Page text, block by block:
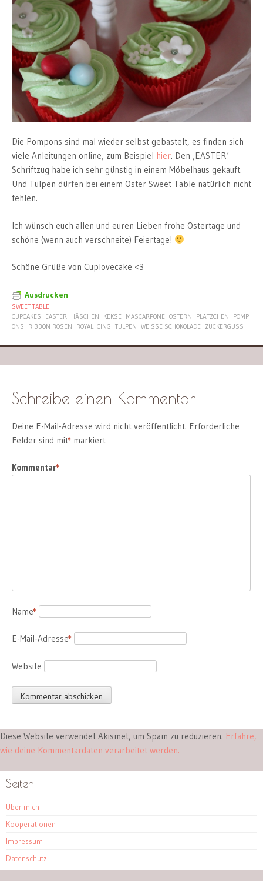
Die Pompons sind mal wieder selbst gebastelt, es finden sich
viele Anleitungen online, zum Beispiel hier. Den ‚EASTER‘
Schriftzug habe ich sehr günstig in einem Möbelhaus gekauft.
Und Tulpen dürfen bei einem Oster Sweet Table natürlich nicht
fehlen.
Ich wünsch euch allen und euren Lieben frohe Ostertage und
schöne (wenn auch verschneite) Feiertage!
Schöne Grüße von Cuplovecake <3
Ausdrucken
SWEET TABLE
CUPCAKES
EASTER HÄSCHEN KEKSE MASCARPONE OSTERN PLÄTZCHEN
POMP
ONS
RIBBON ROSEN ROYAL ICING TULPEN WEISSE SCHOKOLADE ZUCKERGUSS
Schreibe einen Kommentar
Deine E-Mail-Adresse wird nicht veröffentlicht. Erforderliche
Felder sind mit
* markiert
Kommentar
*
Name
*
E-Mail-Adresse
*
Website
Diese Website verwendet Akismet, um Spam zu reduzieren. Erfahre,
wie deine Kommentardaten verarbeitet werden.
Seiten
Über mich
Kooperationen
Impressum
Datenschutz